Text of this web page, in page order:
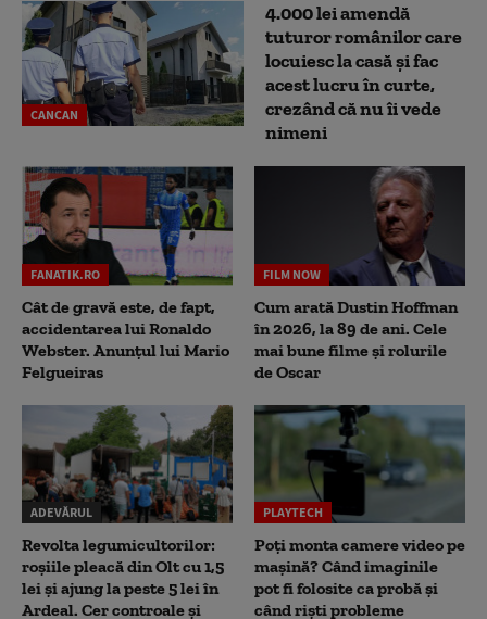
CANCAN
4.000 lei amendă
tuturor românilor care
locuiesc la casă și fac
acest lucru în curte,
crezând că nu îi vede
nimeni
FANATIK.RO
Cât de gravă este, de fapt,
accidentarea lui Ronaldo
Webster. Anunțul lui Mario
Felgueiras
FILM NOW
Cum arată Dustin Hoffman
în 2026, la 89 de ani. Cele
mai bune filme și rolurile
de Oscar
ADEVĂRUL
Revolta legumicultorilor:
roșiile pleacă din Olt cu 1,5
lei și ajung la peste 5 lei în
Ardeal. Cer controale și
PLAYTECH
Poți monta camere video pe
mașină? Când imaginile
pot fi folosite ca probă și
când riști probleme